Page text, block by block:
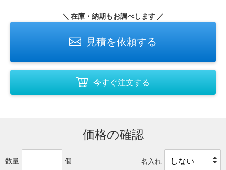
＼ 在庫・納期もお調べします ／
見積を依頼する
今すぐ注文する
価格の確認
数量 個 名入れ